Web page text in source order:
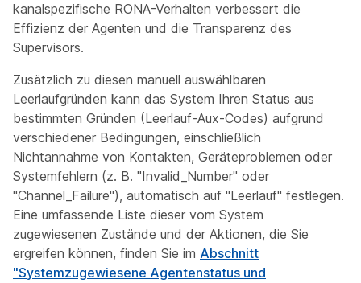
kanalspezifische RONA-Verhalten verbessert die
Effizienz der Agenten und die Transparenz des
Supervisors.
Zusätzlich zu diesen manuell auswählbaren
Leerlaufgründen kann das System Ihren Status aus
bestimmten Gründen (Leerlauf-Aux-Codes) aufgrund
verschiedener Bedingungen, einschließlich
Nichtannahme von Kontakten, Geräteproblemen oder
Systemfehlern (z. B. "Invalid_Number" oder
"Channel_Failure"), automatisch auf "Leerlauf" festlegen.
Eine umfassende Liste dieser vom System
zugewiesenen Zustände und der Aktionen, die Sie
ergreifen können, finden Sie im Abschnitt
"Systemzugewiesene Agentenstatus und